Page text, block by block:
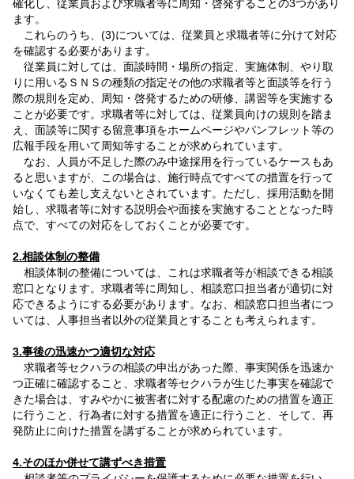
確化し、従業員および求職者等に周知・啓発することの3つがあり
ます。
これらのうち、(3)については、従業員と求職者等に分けて対応
を確認する必要があります。
従業員に対しては、面談時間・場所の指定、実施体制、やり取
りに用いるＳＮＳの種類の指定その他の求職者等と面談等を行う
際の規則を定め、周知・啓発するための研修、講習等を実施する
ことが必要です。求職者等に対しては、従業員向けの規則を踏ま
え、面談等に関する留意事項をホームページやパンフレット等の
広報手段を用いて周知等することが求められています。
なお、人員が不足した際のみ中途採用を行っているケースもあ
ると思いますが、この場合は、施行時点ですべての措置を行って
いなくても差し支えないとされています。ただし、採用活動を開
始し、求職者等に対する説明会や面接を実施することとなった時
点で、すべての対応をしておくことが必要です。
2.相談体制の整備
相談体制の整備については、これは求職者等が相談できる相談
窓口となります。求職者等に周知し、相談窓口担当者が適切に対
応できるようにする必要があります。なお、相談窓口担当者につ
いては、人事担当者以外の従業員とすることも考えられます。
3.事後の迅速かつ適切な対応
求職者等セクハラの相談の申出があった際、事実関係を迅速か
つ正確に確認すること、求職者等セクハラが生じた事実を確認で
きた場合は、すみやかに被害者に対する配慮のための措置を適正
に行うこと、行為者に対する措置を適正に行うこと、そして、再
発防止に向けた措置を講ずることが求められています。
4.そのほか併せて講ずべき措置